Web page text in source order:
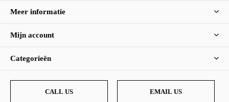
Meer informatie
Mijn account
Categorieën
CALL US EMAIL US